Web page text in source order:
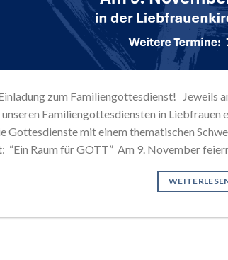
zum Familiengottesdienst! Jeweils
Familiengottesdiensten in Liebfrauen
Gottesdienste mit einem thematischen
“Ein Raum für GOTT” Am 9. November